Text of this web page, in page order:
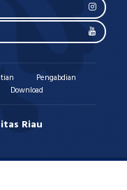
Pengabdian
Download
Riau